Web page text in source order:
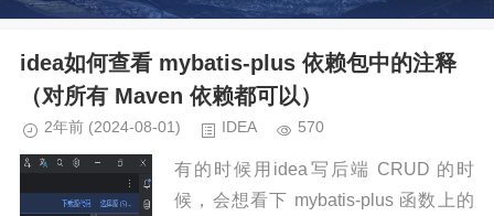
idea如何查看 mybatis-plus 依赖包中的注释
（对所有 Maven 依赖都可以）
2年前 (2024-08-01) IDEA 570
有的时候用idea写后端 CRUD 的时
候，会想看下 mybatis-plus 函数上的